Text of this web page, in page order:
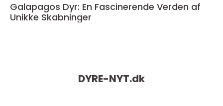
Galapagos Dyr: En Fascinerende Verden af
Unikke Skabninger
DYRE-NYT.dk